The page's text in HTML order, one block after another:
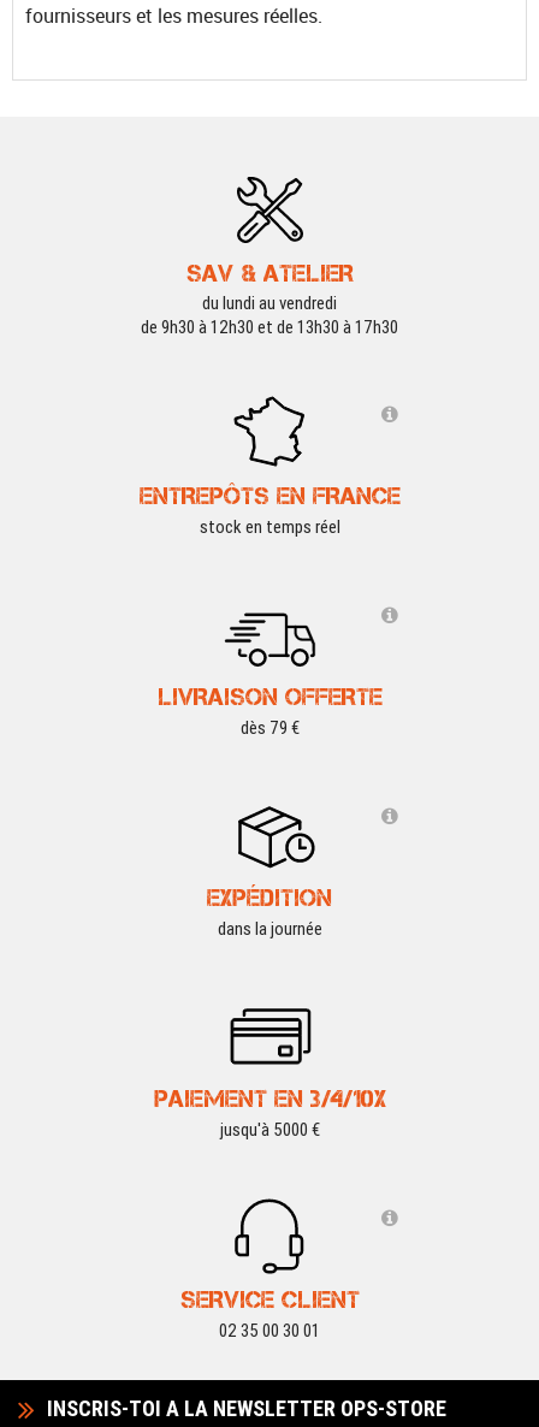
fournisseurs et les mesures réelles.
SAV & ATELIER
du lundi au vendredi
de 9h30 à 12h30 et de 13h30 à 17h30
ENTREPÔTS EN FRANCE
stock en temps réel
LIVRAISON OFFERTE
dès 79 €
EXPÉDITION
dans la journée
PAIEMENT EN 3/4/10X
jusqu'à 5000 €
SERVICE CLIENT
02 35 00 30 01
INSCRIS-TOI A LA NEWSLETTER OPS-STORE